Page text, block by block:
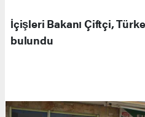
İçişleri Bakanı Çiftçi,
bulundu